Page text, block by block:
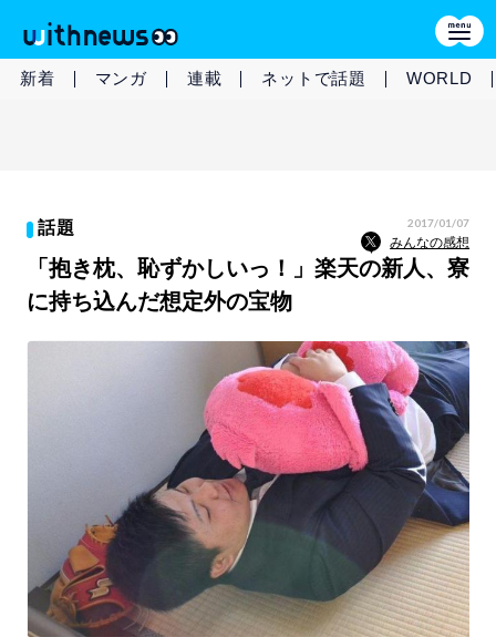
新着 マンガ 連載 ネットで話題 WORLD
話題 2017/01/07
みんなの感想
「抱き枕、恥ずかしいっ！」楽天の新人、寮
に持ち込んだ想定外の宝物